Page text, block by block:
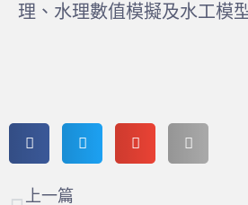
理、水理數值模擬及水工模
上一頁
上一篇